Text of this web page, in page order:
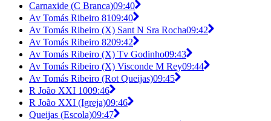
Carnaxide (C Branca)09:40
Av Tomás Ribeiro 8109:40
Av Tomás Ribeiro (X) Sant N Sra Rocha09:42
Av Tomás Ribeiro 8209:42
Av Tomás Ribeiro (X) Tv Godinho09:43
Av Tomás Ribeiro (X) Visconde M Rey09:44
Av Tomás Ribeiro (Rot Queijas)09:45
R João XXI 1009:46
R João XXI (Igreja)09:46
Queijas (Escola)09:47